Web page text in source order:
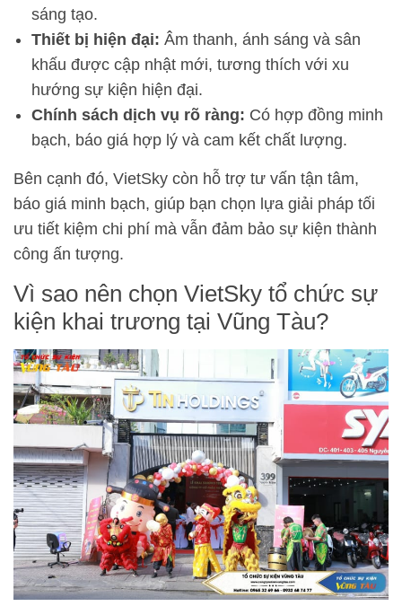
sáng tạo.
Thiết bị hiện đại: Âm thanh, ánh sáng và sân
khấu được cập nhật mới, tương thích với xu
hướng sự kiện hiện đại.
Chính sách dịch vụ rõ ràng: Có hợp đồng minh
bạch, báo giá hợp lý và cam kết chất lượng.
Bên cạnh đó, VietSky còn hỗ trợ tư vấn tận tâm,
báo giá minh bạch, giúp bạn chọn lựa giải pháp tối
ưu tiết kiệm chi phí mà vẫn đảm bảo sự kiện thành
công ấn tượng.
Vì sao nên chọn VietSky tổ chức sự
kiện khai trương tại Vũng Tàu?